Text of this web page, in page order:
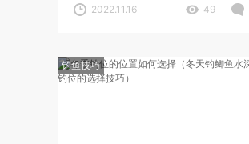
零下了吗？鱼口也轻了吗？这不是胡说
2022.11.16 49
钓鱼技巧